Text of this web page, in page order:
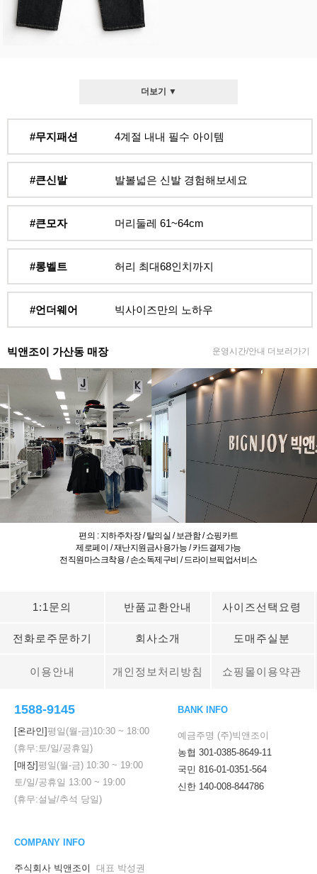
더보기 ▼
#무지패션 4계절 내내 필수 아이템
#큰신발 발볼넓은 신발 경험해보세요
#큰모자 머리둘레 61~64cm
#롱벨트 허리 최대68인치까지
#언더웨어 빅사이즈만의 노하우
빅앤조이 가산동 매장 운영시간/안내 더보러가기
편의 : 지하주차장 / 탈의실 / 보관함 / 쇼핑카트
제로페이 / 재난지원금사용가능 / 카드결제가능
전직원마스크착용 / 손소독제구비 / 드라이브픽업서비스
1:1문의 반품교환안내 사이즈선택요령
전화로주문하기 회사소개 도매주실분
이용안내 개인정보처리방침 쇼핑몰이용약관
1588-9145
[온라인]평일(월-금)10:30 ~ 18:00
(휴무:토/일/공휴일)
[매장]평일(월-금) 10:30 ~ 19:00
토/일/공휴일 13:00 ~ 19:00
(휴무:설날/추석 당일)
BANK INFO
예금주명 (주)빅앤조이
농협 301-0385-8649-11
국민 816-01-0351-564
신한 140-008-844786
COMPANY INFO
주식회사 빅앤조이 대표 박성권